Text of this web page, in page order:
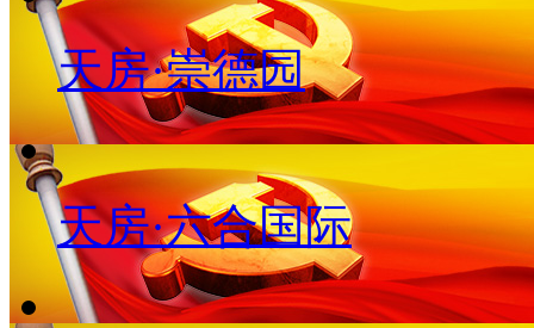
天房·崇德园
天房·六合国际